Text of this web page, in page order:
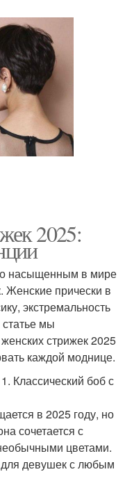
2025:
насыщенным в мире
Женские прически в
экстремальность
мы
стрижек 2025
каждой моднице.
Классический боб с
в 2025 году, но
сочетается с
цветами.
для девушек с любым